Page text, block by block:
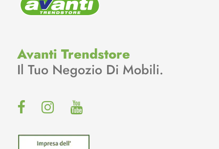
Avanti Trendstore
Il Tuo Negozio Di Mobili.